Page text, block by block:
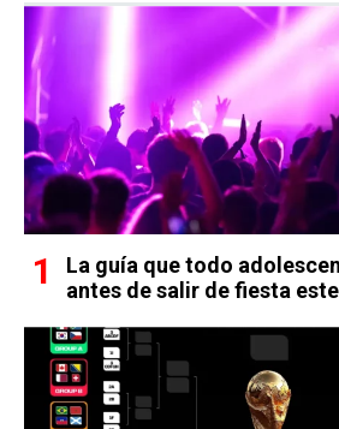
La guía que todo
antes de salir de fiesta